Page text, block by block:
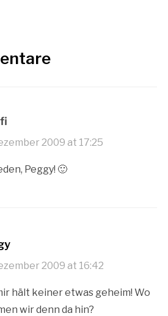
2009 at 17:25
Peggy! 🙂
2009 at 16:42
hält keiner etwas geheim! Wo
wir denn da hin?